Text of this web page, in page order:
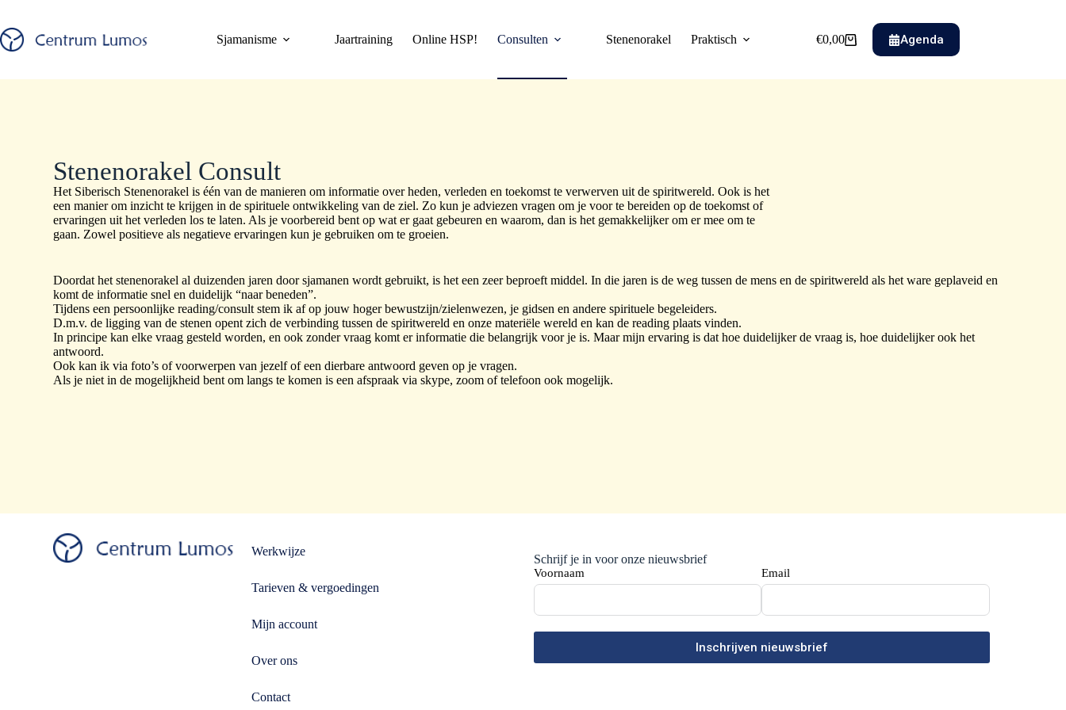
Sjamanisme Jaartraining Online HSP! Consulten Stenenorakel Praktisch €0,00 Agenda
Stenenorakel Consult
Het Siberisch Stenenorakel is één van de manieren om informatie over heden, verleden en toekomst te verwerven uit de spiritwereld. Ook is het
een manier om inzicht te krijgen in de spirituele ontwikkeling van de ziel. Zo kun je adviezen vragen om je voor te bereiden op de toekomst of
ervaringen uit het verleden los te laten. Als je voorbereid bent op wat er gaat gebeuren en waarom, dan is het gemakkelijker om er mee om te
gaan. Zowel positieve als negatieve ervaringen kun je gebruiken om te groeien.
Doordat het stenenorakel al duizenden jaren door sjamanen wordt gebruikt, is het een zeer beproeft middel. In die jaren is de weg tussen de mens en de spiritwereld als het ware geplaveid en
komt de informatie snel en duidelijk “naar beneden”.
Tijdens een persoonlijke reading/consult stem ik af op jouw hoger bewustzijn/zielenwezen, je gidsen en andere spirituele begeleiders.
D.m.v. de ligging van de stenen opent zich de verbinding tussen de spiritwereld en onze materiële wereld en kan de reading plaats vinden.
In principe kan elke vraag gesteld worden, en ook zonder vraag komt er informatie die belangrijk voor je is. Maar mijn ervaring is dat hoe duidelijker de vraag is, hoe duidelijker ook het
antwoord.
Ook kan ik via foto’s of voorwerpen van jezelf of een dierbare antwoord geven op je vragen.
Als je niet in de mogelijkheid bent om langs te komen is een afspraak via skype, zoom of telefoon ook mogelijk.
Werkwijze
Tarieven & vergoedingen
Mijn account
Over ons
Contact
Schrijf je in voor onze nieuwsbrief
Voornaam Email
Inschrijven nieuwsbrief